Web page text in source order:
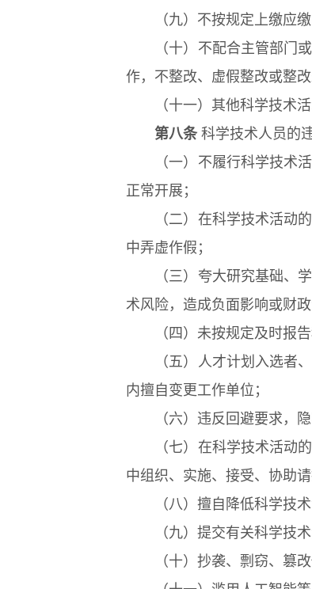
（九）不按规定上缴应缴
（十）不配合主管部门或
作，不整改、虚假整改或整改
（十一）其他科学技术活
第八条 科学技术人员的
（一）不履行科学技术活
正常开展；
（二）在科学技术活动的
中弄虚作假；
（三）夸大研究基础、学
术风险，造成负面影响或财政
（四）未按规定及时报告
（五）人才计划入选者、
内擅自变更工作单位；
（六）违反回避要求，隐
（七）在科学技术活动的
中组织、实施、接受、协助请
（八）擅自降低科学技术
（九）提交有关科学技术
（十）抄袭、剽窃、篡改